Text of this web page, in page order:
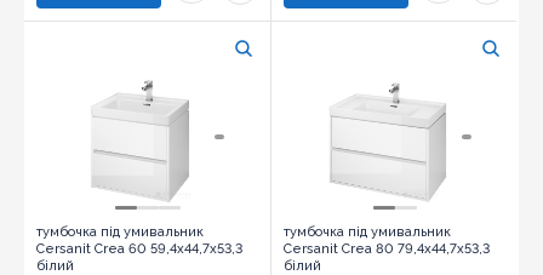
тумбочка під умивальник
Cersanit Crea 60 59,4x44,7x53,3
білий
тумбочка під умивальник
Cersanit Crea 80 79,4x44,7x53,3
білий